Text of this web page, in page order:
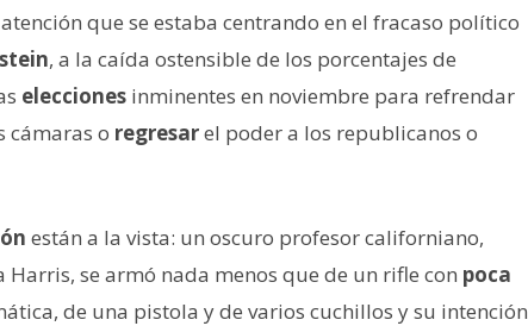
que se estaba centrando en el fracaso político
, a la caída ostensible de los porcentajes de
elecciones inminentes en noviembre para refrendar
cámaras o regresarel poder a los republicanos o
están a la vista: un oscuro profesor californiano,
se armó nada menos que de un rifle con poca
de una pistola y de varios cuchillos y su intención